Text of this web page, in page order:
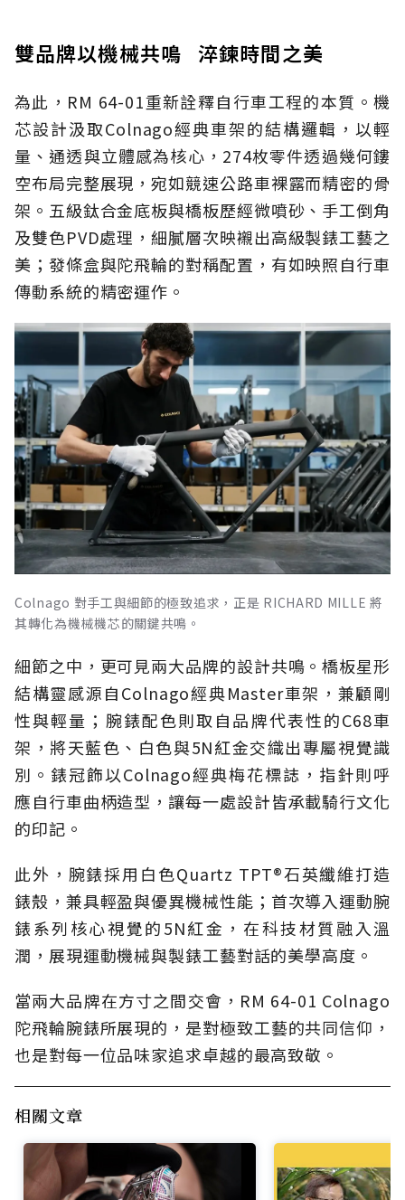
雙品牌以機械共鳴 淬鍊時間之美
為此，RM 64-01重新詮釋自行車工程的本質。機
芯設計汲取Colnago經典車架的結構邏輯，以輕
量、通透與立體感為核心，274枚零件透過幾何鏤
空布局完整展現，宛如競速公路車裸露而精密的骨
架。五級鈦合金底板與橋板歷經微噴砂、手工倒角
及雙色PVD處理，細膩層次映襯出高級製錶工藝之
美；發條盒與陀飛輪的對稱配置，有如映照自行車
傳動系統的精密運作。
Colnago 對手工與細節的極致追求，正是 RICHARD MILLE 將
其轉化為機械機芯的關鍵共鳴。
細節之中，更可見兩大品牌的設計共鳴。橋板星形
結構靈感源自Colnago經典Master車架，兼顧剛
性與輕量；腕錶配色則取自品牌代表性的C68車
架，將天藍色、白色與5N紅金交織出專屬視覺識
別。錶冠飾以Colnago經典梅花標誌，指針則呼
應自行車曲柄造型，讓每一處設計皆承載騎行文化
的印記。
此外，腕錶採用白色Quartz TPT®石英纖維打造
錶殼，兼具輕盈與優異機械性能；首次導入運動腕
錶系列核心視覺的5N紅金，在科技材質融入溫
潤，展現運動機械與製錶工藝對話的美學高度。
當兩大品牌在方寸之間交會，RM 64-01 Colnago
陀飛輪腕錶所展現的，是對極致工藝的共同信仰，
也是對每一位品味家追求卓越的最高致敬。
相關文章